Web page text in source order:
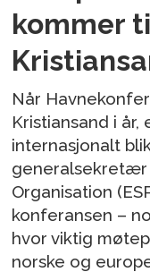
kommer
Når
Kristiansand i
internasjonalt
generalsekretær
Organisation
konferansen –
hvor viktig
norske og